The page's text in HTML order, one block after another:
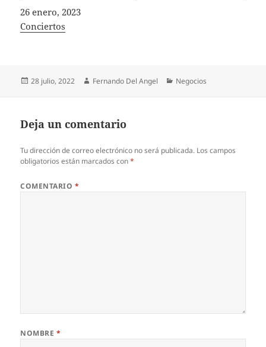
Fecha
26 enero, 2023
In relation to
Conciertos
Publicado
28 julio, 2022 Autor
Fernando Del Angel Categorías
Negocios
Deja un comentario
Tu dirección de correo electrónico no será publicada. Los campos
obligatorios están marcados con*
COMENTARIO *
NOMBRE *